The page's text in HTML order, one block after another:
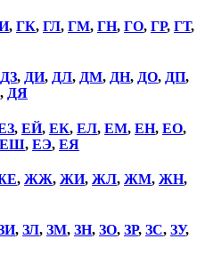
, ГК, ГЛ, ГМ, ГН, ГО, ГР, ГТ,
ДЗ, ДИ, ДЛ, ДМ, ДН, ДО, ДП,
, ДЯ
, ЕЙ, ЕК, ЕЛ, ЕМ, ЕН, ЕО,
ЕШ, ЕЭ, ЕЯ
, ЖЖ, ЖИ, ЖЛ, ЖМ, ЖН,
, ЗЛ, ЗМ, ЗН, ЗО, ЗР, ЗС, ЗУ,